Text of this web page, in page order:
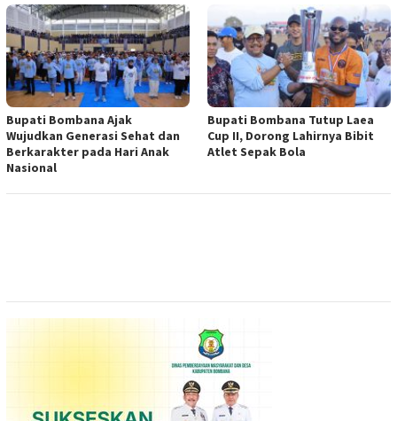
Bupati Bombana Ajak
Wujudkan Generasi Sehat dan
Berkarakter pada Hari Anak
Nasional
Bupati Bombana Tutup Laea
Cup II, Dorong Lahirnya Bibit
Atlet Sepak Bola